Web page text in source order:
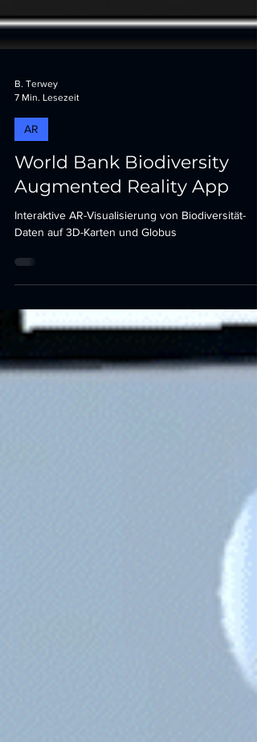
B. Terwey
7 Min. Lesezeit
AR
World Bank Biodiversity
Augmented Reality App
Daten auf 3D-Karten und Globus